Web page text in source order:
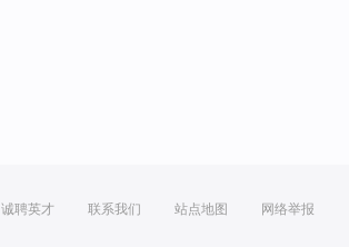
诚聘英才 联系我们 站点地图 网络举报